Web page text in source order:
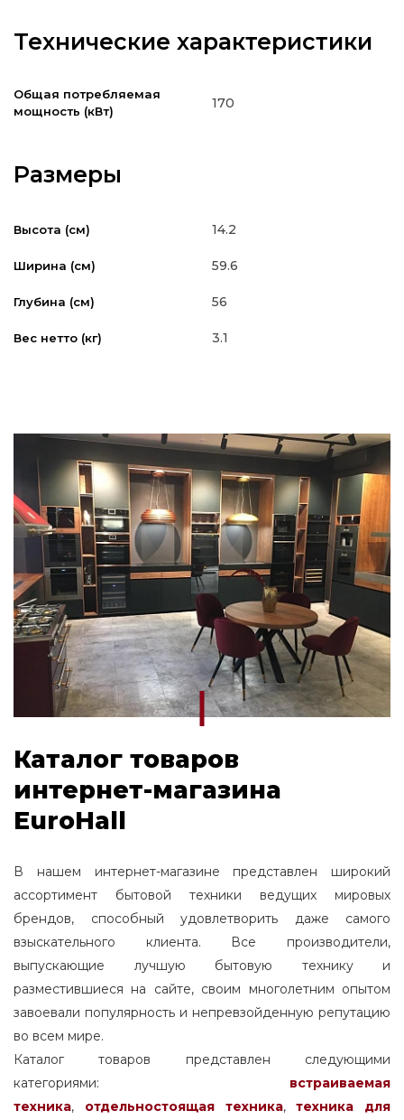
Технические характеристики
Общая потребляемая
мощность (кВт)
170
Размеры
Высота (см) 14.2
Ширина (см) 59.6
Глубина (см) 56
Вес нетто (кг) 3.1
Каталог товаров
интернет-магазина
EuroHall
В нашем интернет-магазине представлен широкий
ассортимент бытовой техники ведущих мировых
брендов, способный удовлетворить даже самого
взыскательного клиента. Все производители,
выпускающие лучшую бытовую технику и
разместившиеся на сайте, своим многолетним опытом
завоевали популярность и непревзойденную репутацию
во всем мире.
Каталог товаров представлен следующими
категориями: встраиваемая
техника, отдельностоящаятехника,
техника для